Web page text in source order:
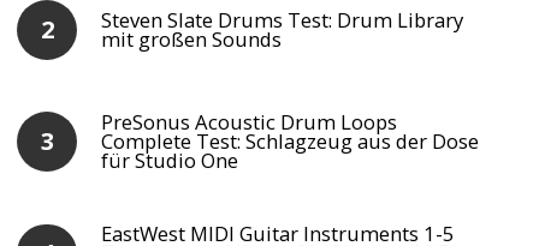
Steven Slate Drums Test: Drum Library
mit großen Sounds
PreSonus Acoustic Drum Loops
Complete Test: Schlagzeug aus der Dose
für Studio One
EastWest MIDI Guitar Instruments 1-5